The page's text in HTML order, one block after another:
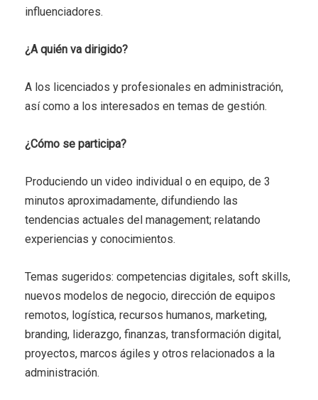
influenciadores.
¿A quién va dirigido?
A los licenciados y profesionales en administración,
así como a los interesados en temas de gestión.
¿Cómo se participa?
Produciendo un video individual o en equipo, de 3
minutos aproximadamente, difundiendo las
tendencias actuales del management; relatando
experiencias y conocimientos.
Temas sugeridos: competencias digitales, soft skills,
nuevos modelos de negocio, dirección de equipos
remotos, logística, recursos humanos, marketing,
branding, liderazgo, finanzas, transformación digital,
proyectos, marcos ágiles y otros relacionados a la
administración.